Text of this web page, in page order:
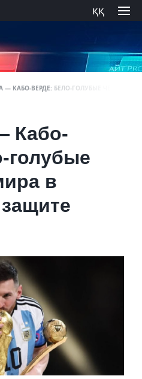
ққ
— КАБО-ВЕРДЕ: БЕЛО-ГОЛУБЫЕ
Кабо-
голубые
в